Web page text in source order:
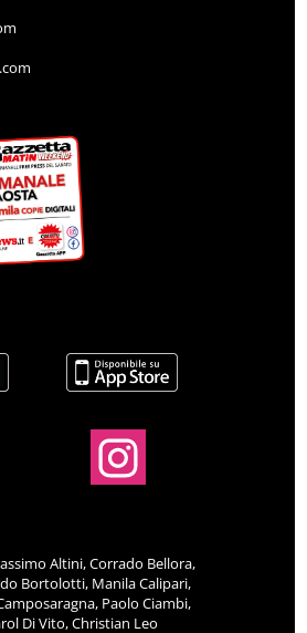
Altini, Corrado Bellora,
Bortolotti, Manila Calipari,
Paolo Ciambi,
Di Vito, Christian Leo